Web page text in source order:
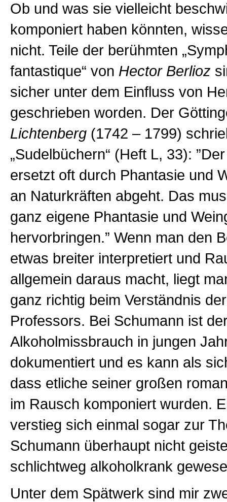
Ob und was sie vielleicht
komponiert haben könnten,
nicht. Teile der berühmten
fantastique“ von Hector Berlioz
sicher unter dem Einfluss von
geschrieben worden. Der
Lichtenberg (1742 – 1799)
„Sudelbüchern“ (Heft L, 33):
ersetzt oft durch Phantasie und
an Naturkräften abgeht. Das
ganz eigene Phantasie und
hervorbringen.” Wenn man den
etwas breiter interpretiert und
allgemein daraus macht, liegt
ganz richtig beim Verständnis
Professors. Bei Schumann ist
Alkoholmissbrauch in jungen
dokumentiert und es kann als
dass etliche seiner großen
im Rausch komponiert wurden.
verstieg sich einmal sogar zur
Schumann überhaupt nicht
schlichtweg alkoholkrank
Unter dem Spätwerk sind mir